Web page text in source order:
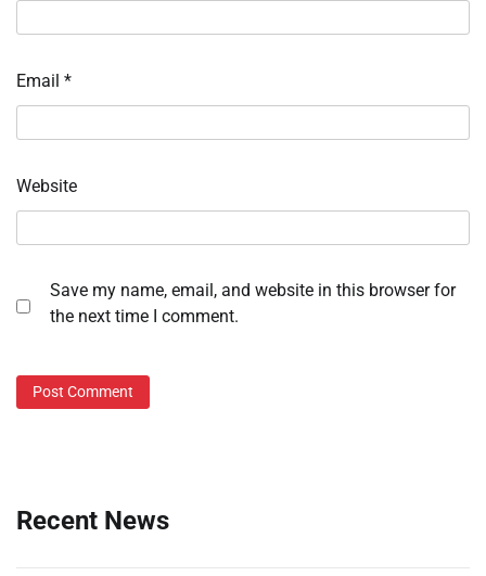
Email *
Website
Save my name, email, and website in this browser for
the next time I comment.
Recent News